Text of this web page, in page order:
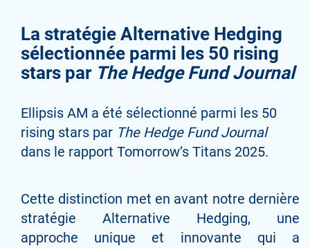
La stratégie Alternative Hedging
sélectionnée parmi les 50 rising
stars par The Hedge Fund Journal
Ellipsis AM a été sélectionné parmi les 50
rising stars par The Hedge Fund Journal
dans le rapport Tomorrow’s Titans 2025.
Cette distinction met en avant notre dernière
stratégie Alternative Hedging, une
approche unique et innovante qui a